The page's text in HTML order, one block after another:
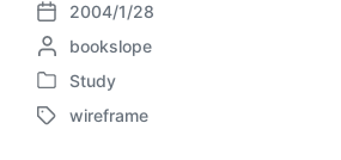
P
o
s
d
2004/1/28
P
o
t
bookslope
P
o
Study
T
wireframe